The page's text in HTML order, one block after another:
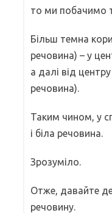
то ми побачимо
Більш темна
речовина) – у
а далі від
речовина).
Таким чином, у
і біла речовина.
Зрозуміло.
Отже, давайте
речовину.